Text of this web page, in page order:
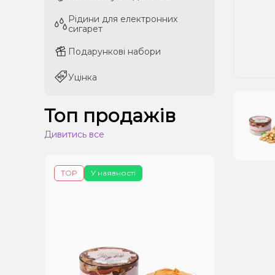
Рідини для електронних
сигарет
Подарункові набори
Уцінка
Рідини для електронних
сигарет
Подарункові набори
Уцінка
Топ продажів
Дивитись все
У наявності
TOP